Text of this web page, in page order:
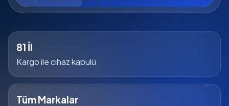
81 İl
Kargo ile cihaz kabulü
Tüm Markalar